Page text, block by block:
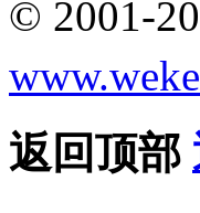
© 2001-
返回顶部